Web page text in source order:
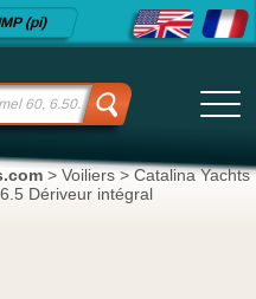
(pi)
> Voiliers >Catalina Yachts
Dériveur intégral